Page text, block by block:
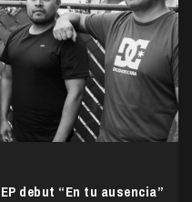
debut “En tu ausencia”